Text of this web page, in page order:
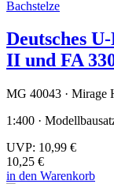
Deutsches
II und FA
MG 40043 · Mirage
1:400 ·
UVP: 10,99 €
10,25 €
in den Warenkorb